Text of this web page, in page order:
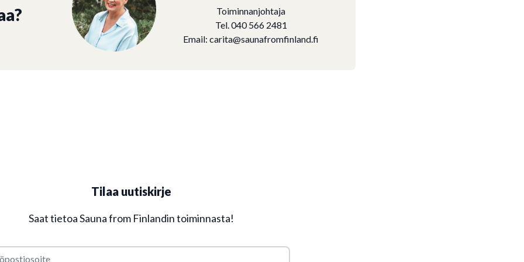
Toiminnanjohtaja
Tel. 040 566 2481
Email:carita@saunafromfinland.fi
Tilaa uutiskirje
Saat tietoa Sauna from Finlandin toiminnasta!